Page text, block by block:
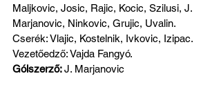
Maljkovic, Josic, Rajic, Kocic, Szilusi, J.
Marjanovic, Ninkovic, Grujic, Uvalin.
Cserék: Vlajic, Kostelnik, Ivkovic, Izipac.
Vezetőedző: Vajda Fangyó.
Gólszerző: J. Marjanovic